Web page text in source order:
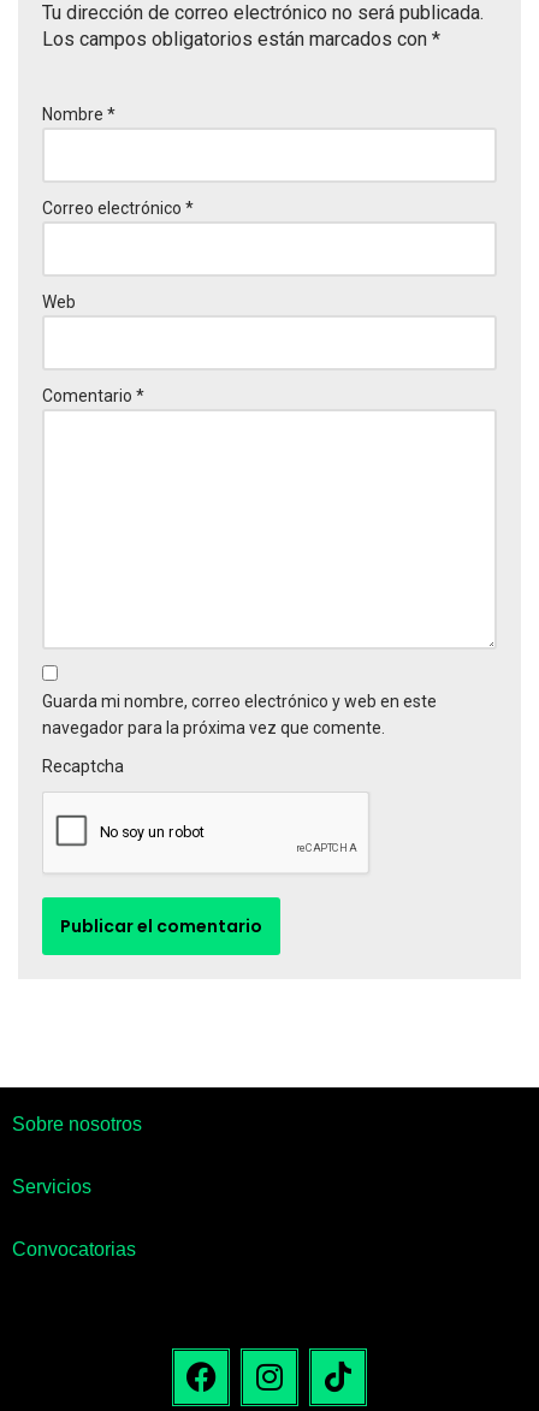
Tu dirección de correo electrónico no será publicada.
Los campos obligatorios están marcados con *
Nombre *
Correo electrónico *
Web
Comentario *
Guarda mi nombre, correo electrónico y web en este
navegador para la próxima vez que comente.
Recaptcha
Sobre nosotros
Servicios
Convocatorias